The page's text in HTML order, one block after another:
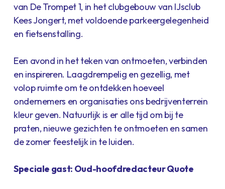
van De Trompet 1, in het clubgebouw van IJsclub
Kees Jongert, met voldoende parkeergelegenheid
en fietsenstalling.
Een avond in het teken van ontmoeten, verbinden
en inspireren. Laagdrempelig en gezellig, met
volop ruimte om te ontdekken hoeveel
ondernemers en organisaties ons bedrijventerrein
kleur geven. Natuurlijk is er alle tijd om bij te
praten, nieuwe gezichten te ontmoeten en samen
de zomer feestelijk in te luiden.
Speciale gast: Oud-hoofdredacteur Quote